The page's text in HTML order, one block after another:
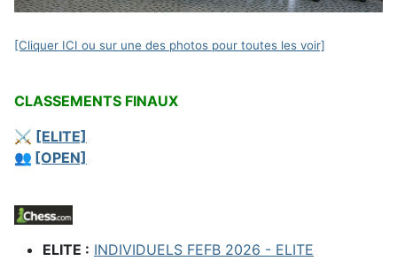
[Cliquer ICI ou sur une des photos pour toutes les voir]
CLASSEMENTS FINAUX
⚔️ [ELITE]
👥 [OPEN]
ELITE : INDIVIDUELS FEFB 2026 - ELITE